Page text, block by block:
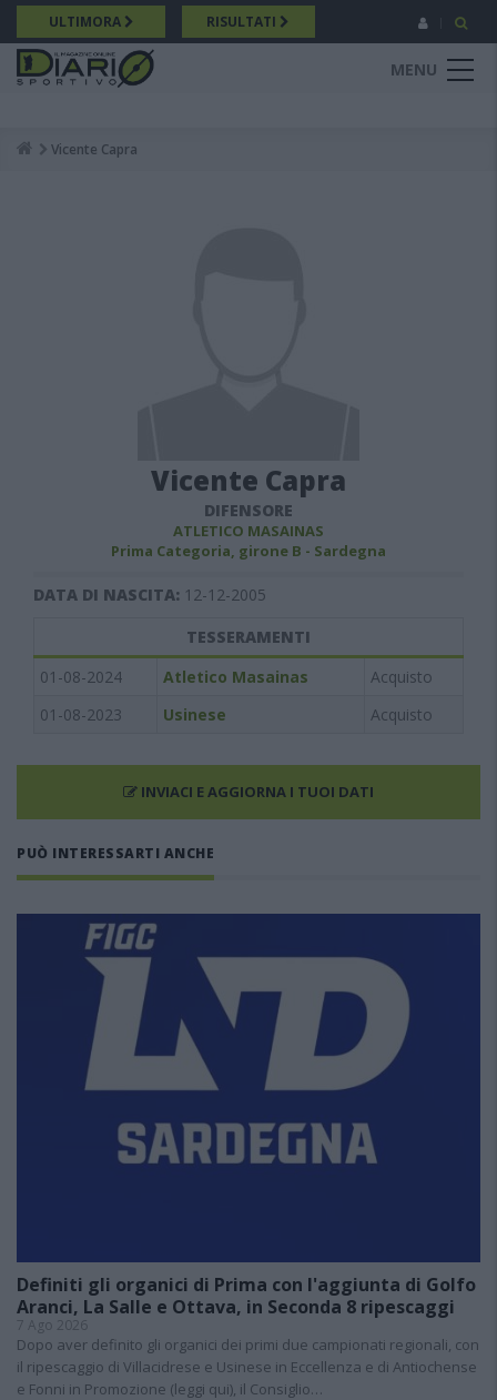
Salta
al
contenuto
principale
ULTIMORA RISULTATI
MENU
Breadcrumb
Vicente Capra
Vicente Capra
DIFENSORE
ATLETICO MASAINAS
Prima Categoria, girone B - Sardegna
DATA DI NASCITA: 12-12-2005
TESSERAMENTI
01-08-2024
Atletico Masainas
Acquisto
01-08-2023
Usinese Acquisto
INVIACI E AGGIORNA I TUOI DATI
PUÒ INTERESSARTI ANCHE
Definiti gli organici di Prima con l'aggiunta di Golfo
Aranci, La Salle e Ottava, in Seconda 8 ripescaggi
7 Ago 2026
Dopo aver definito gli organici dei primi due campionati regionali, con
il ripescaggio di Villacidrese e Usinese in Eccellenza e di Antiochense
e Fonni in Promozione (leggi qui), il Consiglio…